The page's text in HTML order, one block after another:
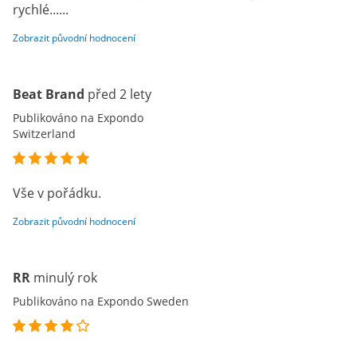
rychlé......
Zobrazit původní hodnocení
Beat Brand před 2 lety
Publikováno na Expondo
Switzerland
Vše v pořádku.
Zobrazit původní hodnocení
RR minulý rok
Publikováno na Expondo Sweden